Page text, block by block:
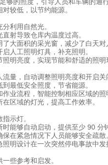
较低，以节约能源。
利用自然光。
射导致仓库内温度过高。
大面积的采光窗，减少了白天对
人工照明灯具，补充照明。
明亮度，实现节能和舒适的照明
量，自动调整照明亮度和开启关
最低安全照度，节省能源。
业流程，智能控制相应区域的照
区域的灯光，提高工作效率。
示灯。
能够自动启动，提供至少 90 分
在紧急情况下人员能够安全疏散
明设计在一次突然停电事故中发
些参考和启发。